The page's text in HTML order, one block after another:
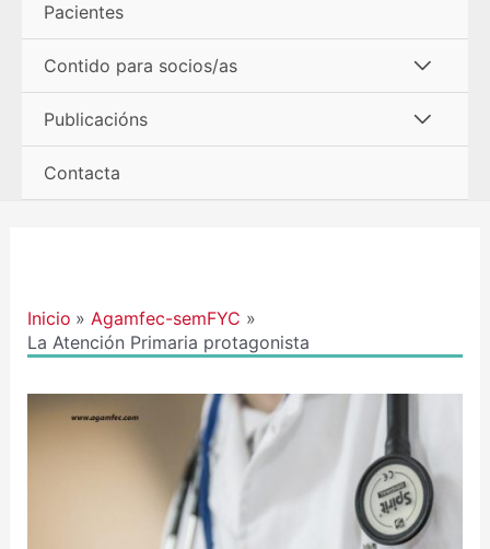
Pacientes
Contido para socios/as
menú
Publicacións
Contacta
Inicio
Agamfec-semFYC
La Atención Primaria protagonista